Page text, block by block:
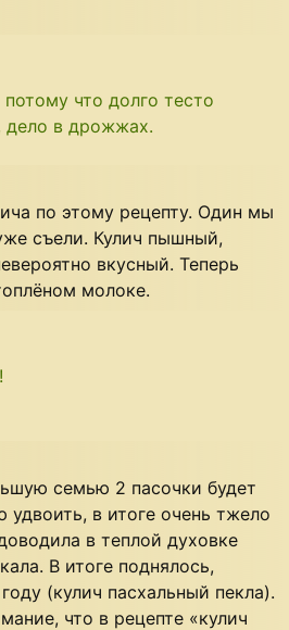
что долго тесто
дело в дрожжах.
по этому рецепту. Один мы
съели. Кулич пышный,
вкусный. Теперь
молоке.
семью 2 пасочки будет
в итоге очень тжело
в теплой духовке
В итоге поднялось,
(кулич пасхальный пекла).
что в рецепте «кулич